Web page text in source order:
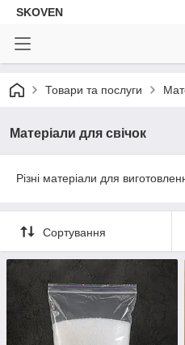
SKOVEN
Товари та послуги
Матеріали для свічок
Різні матеріали для
Сортування